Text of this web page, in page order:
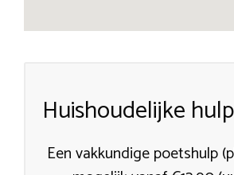
Huishoudelijke
Een vakkundige poetshulp